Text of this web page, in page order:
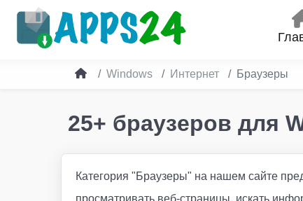
Windows Интернет Браузеры
25+ браузеров для
Категория "Браузеры" на нашем сайте
просматривать веб-страницы, искать